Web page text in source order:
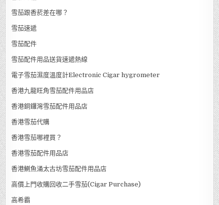
雪茄跟香菸差在哪？
雪茄速遞
雪茄配件
雪茄配件用品送貨速遞熱線
電子雪茄濕度溫度計Electronic Cigar hygrometer
香港九龍旺角雪茄配件用品店
香港銅鑼灣雪茄配件用品店
香港雪茄代購
香港雪茄哪裡買？
香港雪茄配件用品店
香港鰂魚涌太古坊雪茄配件用品店
高價上門收購回收二手雪茄(Cigar Purchase)
高希霸